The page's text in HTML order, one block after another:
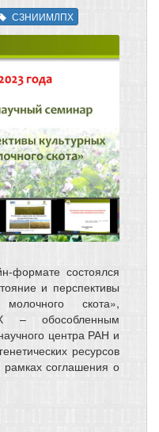
СЗНИИМЛПХ
формате состоялся
и перспективы
скота»,
– обособленным
центра РАН и
ресурсов
соглашения о